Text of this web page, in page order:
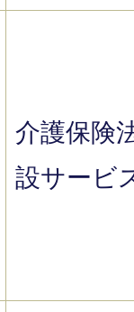
介護保険
設サービ